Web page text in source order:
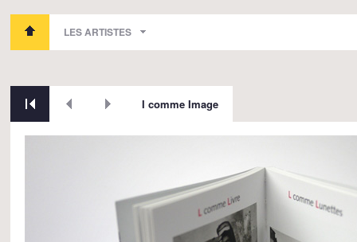
LES ARTISTES
I comme Image